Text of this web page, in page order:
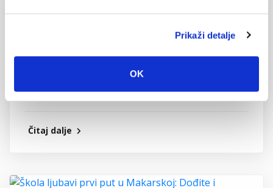
Prikaži detalje
OK
petak, 3. listopada, naći će se prijedlog dopune
Statuta Grada Makarske, kojima bi se svetkovina...
Čitaj dalje